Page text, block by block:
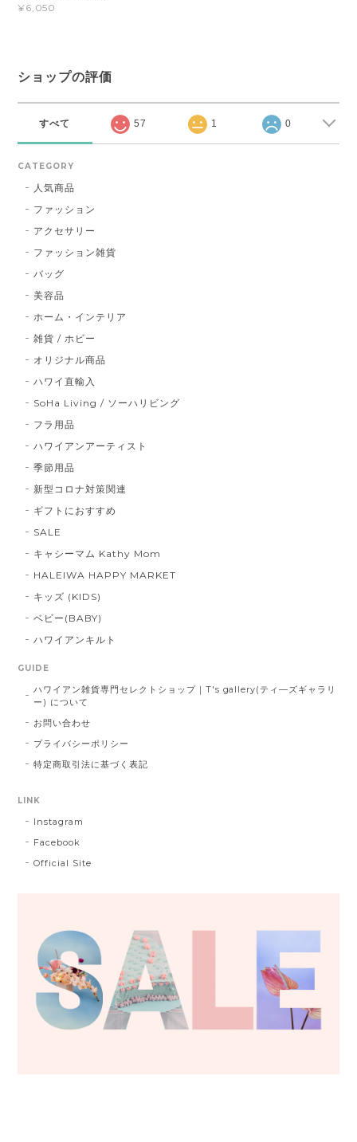
¥6,050
ショップの評価
すべて 57 1 0
CATEGORY
人気商品
ファッション
アクセサリー
ファッション雑貨
バッグ
美容品
ホーム・インテリア
雑貨 / ホビー
オリジナル商品
ハワイ直輸入
SoHa Living / ソーハリビング
フラ用品
ハワイアンアーティスト
季節用品
新型コロナ対策関連
ギフトにおすすめ
SALE
キャシーマム Kathy Mom
HALEIWA HAPPY MARKET
キッズ (KIDS)
ベビー(BABY)
ハワイアンキルト
GUIDE
ハワイアン雑貨専門セレクトショップ｜T's gallery(ティ―ズギャラリ
ー) について
お問い合わせ
プライバシーポリシー
特定商取引法に基づく表記
LINK
Instagram
Facebook
Official Site